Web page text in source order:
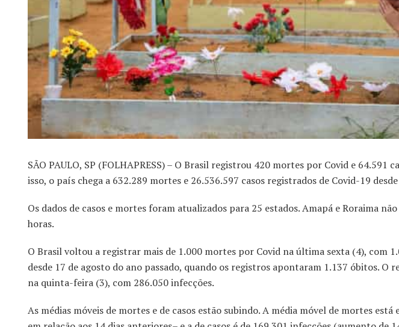
SÃO PAULO, SP (FOLHAPRESS) – O Brasil registrou 420 mortes por Covid e 64.591
isso, o país chega a 632.289 mortes e 26.536.597 casos registrados de Covid-19
Os dados de casos e mortes foram atualizados para 25 estados. Amapá e Roraima
horas.
O Brasil voltou a registrar mais de 1.000 mortes por Covid na última sexta (4), com
desde 17 de agosto do ano passado, quando os registros apontaram 1.137 óbitos. O
na quinta-feira (3), com 286.050 infecções.
As médias móveis de mortes e de casos estão subindo. A média móvel de mortes